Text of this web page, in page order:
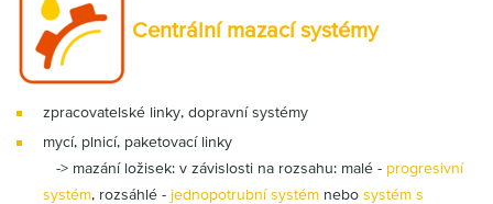
Kontakty
CS
Přihlásit se
CZK
Nákupní seznam
Centrální mazací systémy
zpracovatelské linky, dopravní systémy
mycí, plnicí, paketovací linky
-> mazání ložisek: v závislosti na rozsahu: malé - progresivní
systém, rozsáhlé - jednopotrubní systém nebo systém s